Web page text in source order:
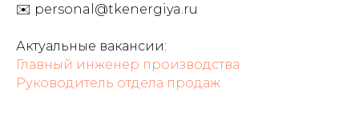
✉️ personal@tkenergiya.ru
Актуальные вакансии:
Главный инженер производства
Руководитель отдела продаж